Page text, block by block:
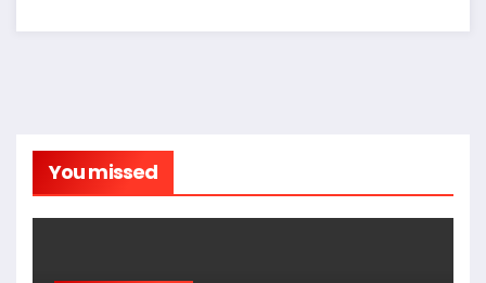
You missed